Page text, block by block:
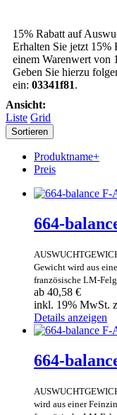
15% Rabatt auf
Erhalten Sie jetzt 15%
einem Warenwert von
Geben Sie hierzu
ein: 03341f81.
Ansicht:
Liste Grid
Sortieren
Produktname+
Preis
664-
Gewicht wird aus
französische LM-
ab 40,58 €
inkl. 19% MwSt.
Details anzeigen
664-
wird aus einer